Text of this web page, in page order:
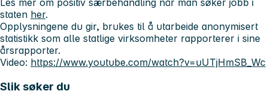
Les mer om positiv særbehandling når man søker jobb i
staten her.
Opplysningene du gir, brukes til å utarbeide anonymisert
statistikk som alle statlige virksomheter rapporterer i sine
årsrapporter.
Video: https://www.youtube.com/watch?v=uUTjHmSB_Wc
Slik søker du